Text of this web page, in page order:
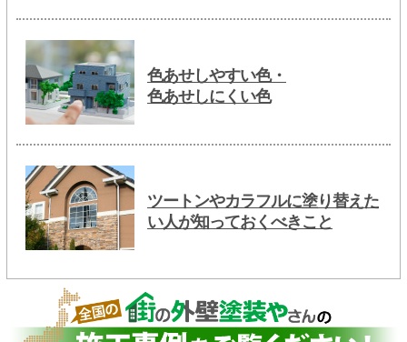
色あせしやすい色・
色あせしにくい色
ツートンやカラフルに塗り替えた
い人が知っておくべきこと